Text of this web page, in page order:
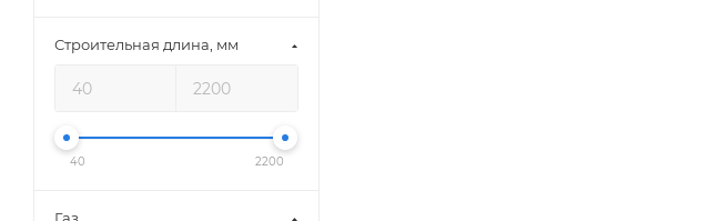
Строительная длина, мм
40 2200